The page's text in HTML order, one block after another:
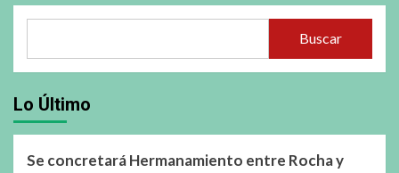
Buscar
Lo Último
Se concretará Hermanamiento entre Rocha y